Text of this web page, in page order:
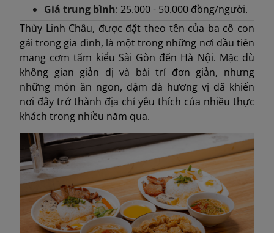
Giá trung bình: 25.000 - 50.000 đồng/người.
Thùy Linh Châu, được đặt theo tên của ba cô con
gái trong gia đình, là một trong những nơi đầu tiên
mang cơm tấm kiểu Sài Gòn đến Hà Nội. Mặc dù
không gian giản dị và bài trí đơn giản, nhưng
những món ăn ngon, đậm đà hương vị đã khiến
nơi đây trở thành địa chỉ yêu thích của nhiều thực
khách trong nhiều năm qua.